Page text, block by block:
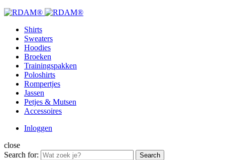
Shirts
Sweaters
Hoodies
Broeken
Trainingspakken
Poloshirts
Rompertjes
Jassen
Petjes & Mutsen
Accessoires
Inloggen
close
Search for:
Search